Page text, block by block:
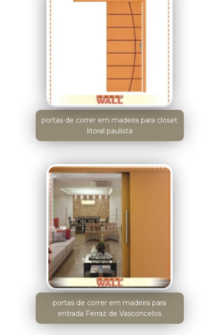
portas de correr em madeira para closet
litoral paulista
portas de correr em madeira para
entrada Ferraz de Vasconcelos